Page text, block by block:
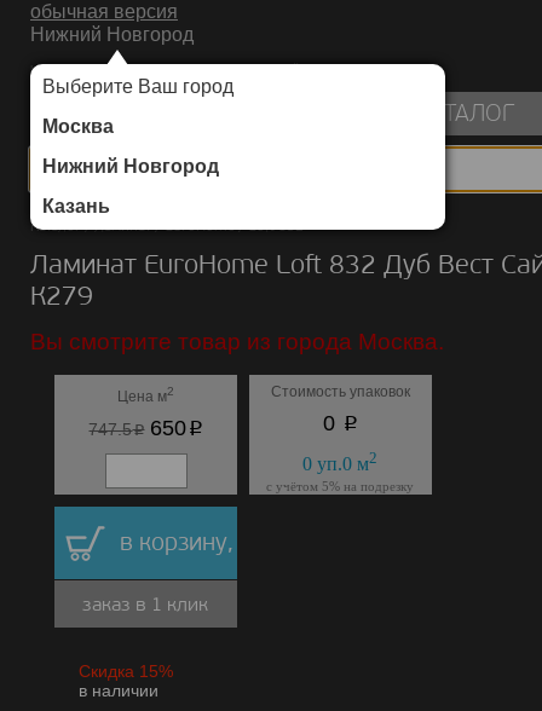
обычная версия
Нижний Новгород
Выберите Ваш город
Москва
Нижний Новгород
Казань
ИНТЕРНЕТ-МАГАЗИН НАПОЛЬНЫХ ПОКРЫТИЙ
КАТАЛОГ
Каталог/Ламинат/EuroHome/Loft 832
Ламинат EuroHome Loft 832 Дуб Вест
К279
Вы смотрите товар из города Москва.
Цена м2
747.5p650p
Стоимость упаковок
0 p
0 уп.0 м2
с учётом 5% на подрезку
в корзину,
заказ в 1 клик
Скидка 15%
в наличии